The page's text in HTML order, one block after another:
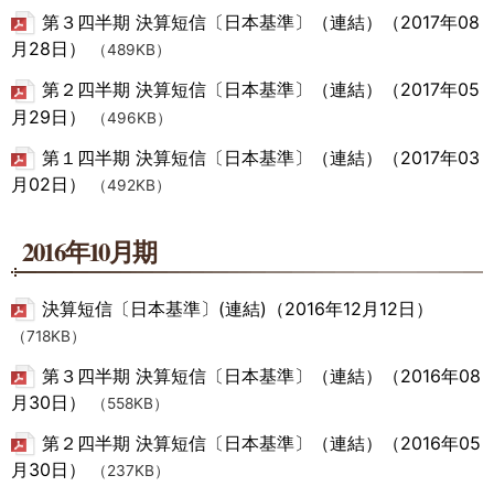
第３四半期 決算短信〔日本基準〕（連結）（2017年08
月28日）
（489KB）
第２四半期 決算短信〔日本基準〕（連結）（2017年05
月29日）
（496KB）
第１四半期 決算短信〔日本基準〕（連結）（2017年03
月02日）
（492KB）
2016年10月期
決算短信〔日本基準〕(連結)（2016年12月12日）
（718KB）
第３四半期 決算短信〔日本基準〕（連結）（2016年08
月30日）
（558KB）
第２四半期 決算短信〔日本基準〕（連結）（2016年05
月30日）
（237KB）